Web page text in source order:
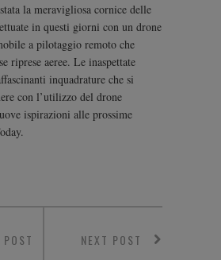
la meravigliosa cornice delle
in questi giorni con un drone
a pilotaggio remoto che
riprese aeree. Le inaspettate
inquadrature che si
con l’utilizzo del drone
ispirazioni alle prossime
NEXT POST